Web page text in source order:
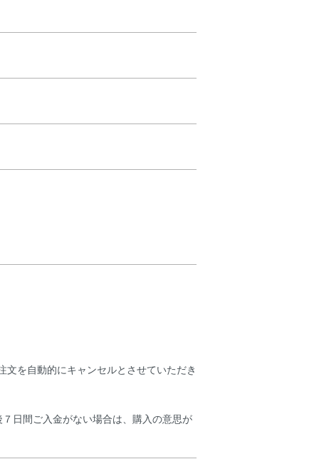
を自動的にキャンセルとさせていただき
日間ご入金がない場合は、購入の意思が